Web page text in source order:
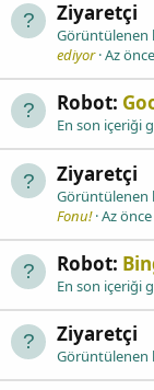
Ziyaretçi
Görüntülenen
ediyor Az önce
Robot:
En son içeriği
Ziyaretçi
Görüntülenen
Fonu! Az önce
Robot:
En son içeriği
Ziyaretçi
Görüntülenen